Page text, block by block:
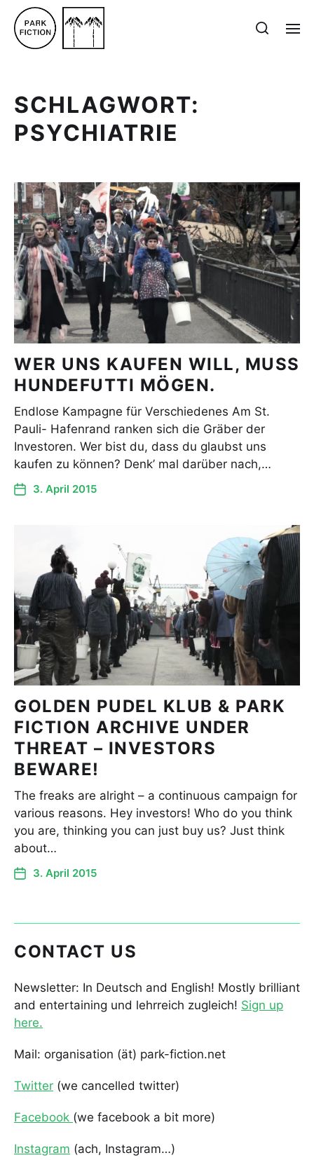
SCHLAGWORT:
PSYCHIATRIE
WER UNS KAUFEN WILL, MUSS
HUNDEFUTTI MÖGEN.
Endlose Kampagne für Verschiedenes Am St.
Pauli- Hafenrand ranken sich die Gräber der
Investoren. Wer bist du, dass du glaubst uns
kaufen zu können? Denk’ mal darüber nach,…
3. April 2015
GOLDEN PUDEL KLUB & PARK
FICTION ARCHIVE UNDER
THREAT – INVESTORS
BEWARE!
The freaks are alright – a continuous campaign for
various reasons. Hey investors! Who do you think
you are, thinking you can just buy us? Just think
about…
3. April 2015
CONTACT US
Newsletter: In Deutsch and English! Mostly brilliant
and entertaining und lehrreich zugleich! Sign up
here.
Mail: organisation (ät) park-fiction.net
Twitter (we cancelled twitter)
Facebook (we facebook a bit more)
Instagram (ach, Instagram…)